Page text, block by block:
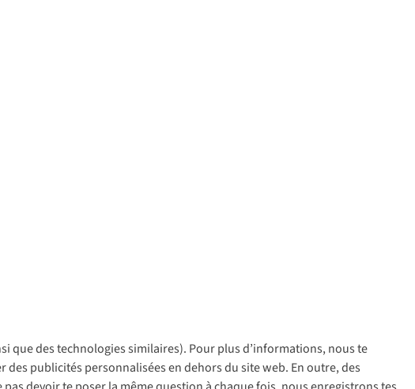
que des technologies similaires). Pour plus d’informations, nous te
publicités personnalisées en dehors du site web. En outre, des
Cookie policy